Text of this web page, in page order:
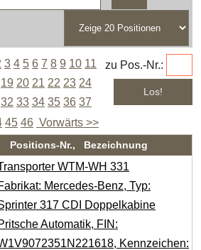
3 4 5 6 7 8 9 10 11
19 20 21 22 23 24
32 33 34 35 36 37
45 46 Vorwärts >>
zu Pos.-Nr.:
Positions-Nr., Bezeichnung
WTM-WH 331
Mercedes-Benz, Typ:
317 CDI Doppelkabine
Automatik, FIN:
Kennzeichen: